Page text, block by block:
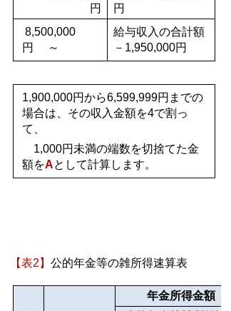
円
円
8,500,000
円 ～
給与収入の合計額
－1,950,000円
1,900,000円から6,599,999円までの
場合は、その収入金額を4で割っ
て、
1,000円未満の端数を切捨てた金
額をAとして計算します。
【表2】 公的年金等の雑所得速算表
年金所得金額（